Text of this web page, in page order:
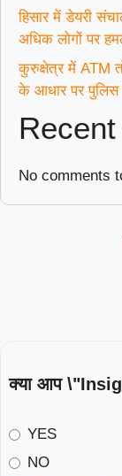
हिसार में डेयरी
अधिक लोगों पर
कुरुक्षेत्र में ATM
के आधार पर
No comments
क्या आप
YES
NO